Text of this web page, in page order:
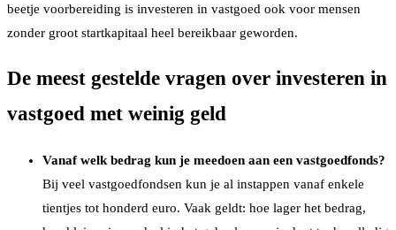
beetje voorbereiding is investeren in vastgoed ook voor mensen
zonder groot startkapitaal heel bereikbaar geworden.
De meest gestelde vragen over investeren in
vastgoed met weinig geld
Vanaf welk bedrag kun je meedoen aan een vastgoedfonds?
Bij veel vastgoedfondsen kun je al instappen vanaf enkele
tientjes tot honderd euro. Vaak geldt: hoe lager het bedrag,